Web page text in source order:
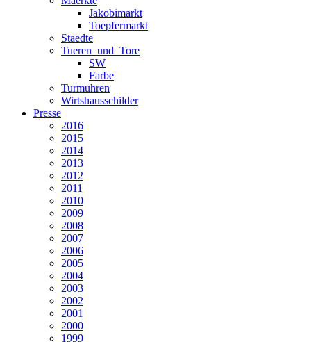
Jakobimarkt
Toepfermarkt
Staedte
Tueren_und_Tore
SW
Farbe
Turmuhren
Wirtshausschilder
Presse
2016
2015
2014
2013
2012
2011
2010
2009
2008
2007
2006
2005
2004
2003
2002
2001
2000
1999